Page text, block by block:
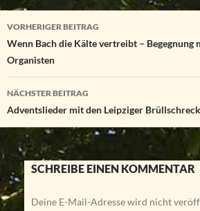
Beitragsnavigation
VORHERIGER BEITRAG
Wenn Bach die Kälte vertreibt – Begegnung
Organisten
NÄCHSTER BEITRAG
Adventslieder mit den Leipziger
SCHREIBE EINEN KOMMENTAR
Deine E-Mail-Adresse wird nicht